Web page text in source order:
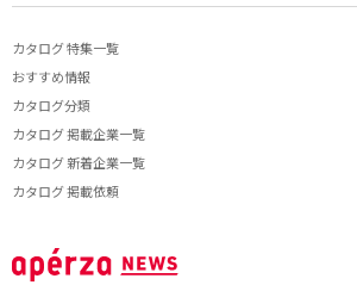
カタログ 特集一覧
おすすめ情報
カタログ分類
カタログ 掲載企業一覧
カタログ 新着企業一覧
カタログ 掲載依頼